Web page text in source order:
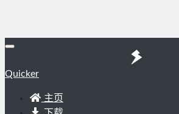
Quicker
主页